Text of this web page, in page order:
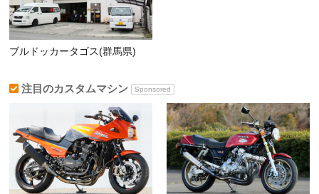
ブルドッカータゴス(群馬県)
注目のカスタムマシン Sponsored